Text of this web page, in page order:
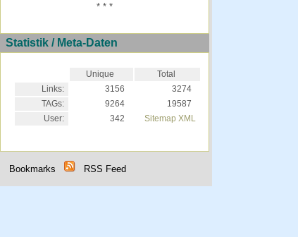
* * *
Statistik / Meta-Daten
Unique
Total
Links:
3156
3274
TAGs:
9264
19587
User:
342 Sitemap XML
Bookmarks RSS Feed